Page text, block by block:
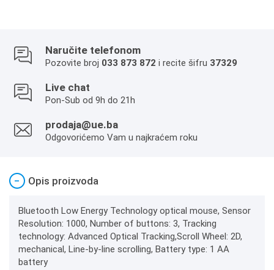
Naručite telefonom
Pozovite broj 033 873 872 i recite šifru 37329
Live chat
Pon-Sub od 9h do 21h
prodaja@ue.ba
Odgovorićemo Vam u najkraćem roku
− Opis proizvoda
Bluetooth Low Energy Technology optical mouse, Sensor
Resolution: 1000, Number of buttons: 3, Tracking
technology: Advanced Optical Tracking,Scroll Wheel: 2D,
mechanical, Line-by-line scrolling, Battery type: 1 AA
battery